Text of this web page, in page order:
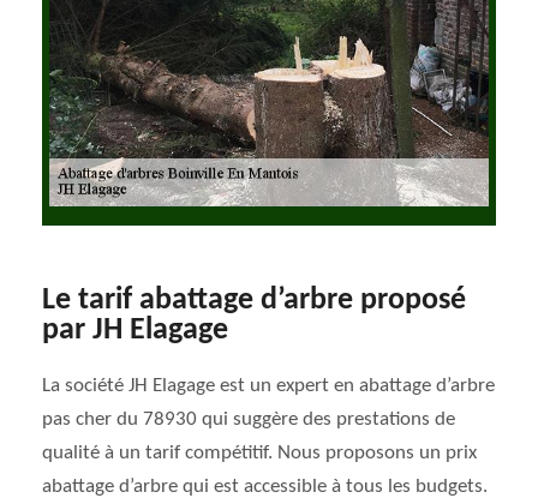
Le tarif abattage d’arbre proposé
par JH Elagage
La société JH Elagage est un expert en abattage d’arbre
pas cher du 78930 qui suggère des prestations de
qualité à un tarif compétitif. Nous proposons un prix
abattage d’arbre qui est accessible à tous les budgets.